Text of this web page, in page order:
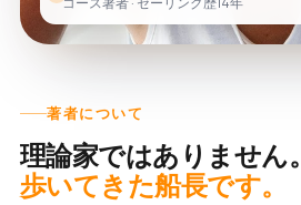
著者について
理論家ではありません。
歩いてきた船長です。